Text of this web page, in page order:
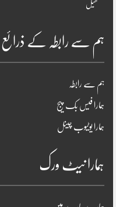
کھیل
ہم سے رابطہ کے ذرائع
ہم سے رابطہ
ہمارا فیس بک پیج
ہمارا یوٹیوب چینل
ہمارا نیٹ ورک